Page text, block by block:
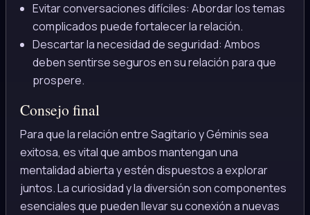
Evitar conversaciones difíciles: Abordar los temas
complicados puede fortalecer la relación.
Descartar la necesidad de seguridad: Ambos
deben sentirse seguros en su relación para que
prospere.
Consejo final
Para que la relación entre Sagitario y Géminis sea
exitosa, es vital que ambos mantengan una
mentalidad abierta y estén dispuestos a explorar
juntos. La curiosidad y la diversión son componentes
esenciales que pueden llevar su conexión a nuevas